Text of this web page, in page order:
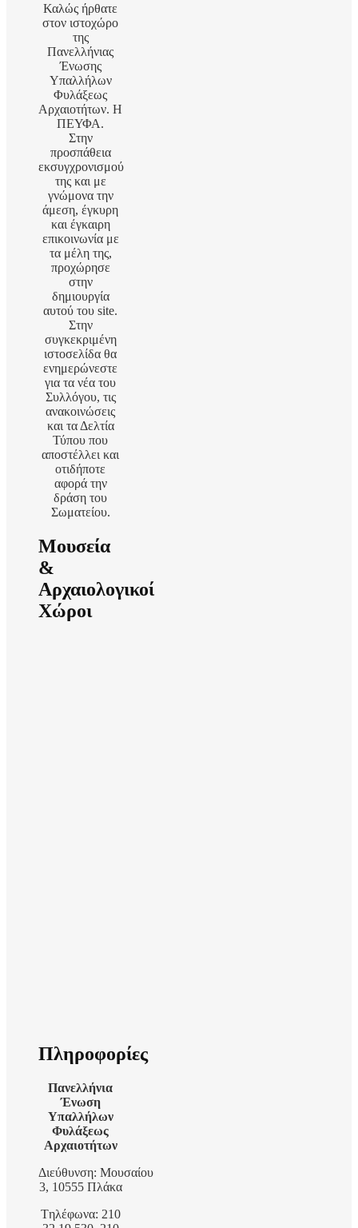
Καλώς ήρθατε
στον ιστοχώρο
της
Πανελλήνιας
Ένωσης
Υπαλλήλων
Φυλάξεως
Αρχαιοτήτων. Η
ΠΕΥΦΑ.
Στην
προσπάθεια
εκσυγχρονισμού
της και με
γνώμονα την
άμεση, έγκυρη
και έγκαιρη
επικοινωνία με
τα μέλη της,
προχώρησε
στην
δημιουργία
αυτού του site.
Στην
συγκεκριμένη
ιστοσελίδα θα
ενημερώνεστε
για τα νέα του
Συλλόγου, τις
ανακοινώσεις
και τα Δελτία
Τύπου που
αποστέλλει και
οτιδήποτε
αφορά την
δράση του
Σωματείου.
Μουσεία
&
Αρχαιολογικοί
Χώροι
Πληροφορίες
Πανελλήνια
Ένωση
Υπαλλήλων
Φυλάξεως
Αρχαιοτήτων
Διεύθυνση: Μουσαίου
3, 10555 Πλάκα
Tηλέφωνα: 210